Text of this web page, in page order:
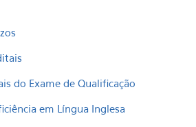
do Exame de Qualificação
em Língua Inglesa